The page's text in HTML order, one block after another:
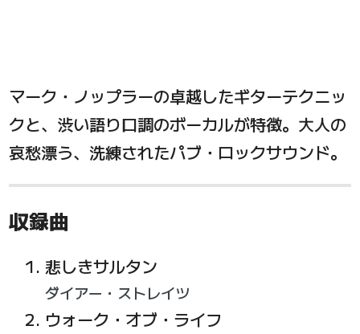
マーク・ノップラーの卓越したギターテクニッ
クと、渋い語り口調のボーカルが特徴。大人の
哀愁漂う、洗練されたパブ・ロックサウンド。
収録曲
悲しきサルタン
ダイアー・ストレイツ
ウォーク・オブ・ライフ